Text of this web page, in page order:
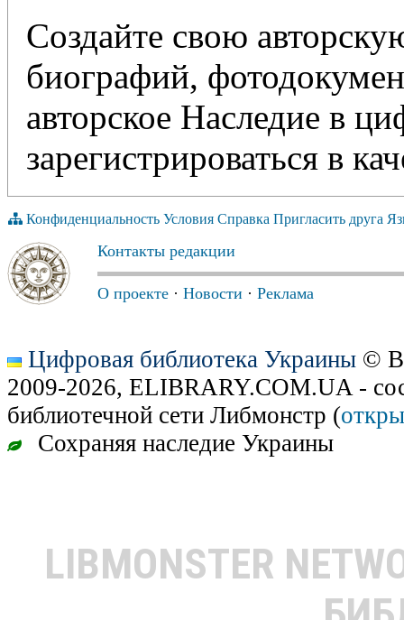
Создайте свою
биографий,
авторское Наследие в
зарегистрироваться в
Конфиденциальность Условия Справка Пригласить друга
Контакты редакции
О проекте · Новости · Реклама
Цифровая библиотека Украины ©
2009-2026, ELIBRARY.COM.UA -
библиотечной сети Либмонстр (
Сохраняя наследие Украины
LIBMONSTER